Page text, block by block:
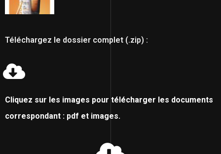
Téléchargez le dossier complet (.zip) :
Cliquez sur les images pour télécharger les documents
correspondant : pdf et images.